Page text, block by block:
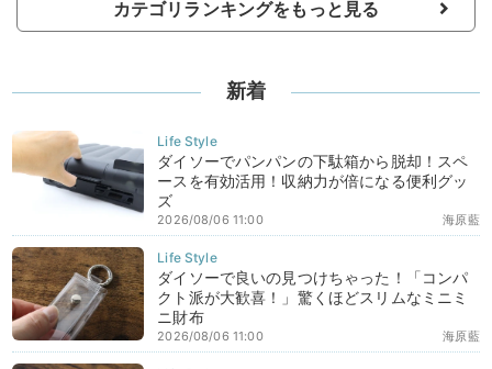
カテゴリランキングをもっと見る
新着
ダイソーでパンパンの下駄箱から脱却！スペ
ースを有効活用！収納力が倍になる便利グッ
ズ
海原藍
2026/08/06 11:00
ダイソーで良いの見つけちゃった！「コンパ
クト派が大歓喜！」驚くほどスリムなミニミ
ニ財布
海原藍
2026/08/06 11:00